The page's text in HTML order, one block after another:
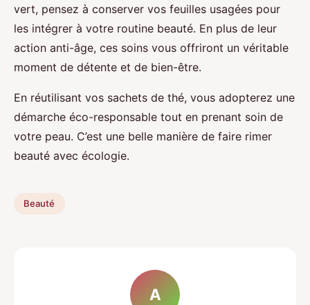
vert, pensez à conserver vos feuilles usagées pour
les intégrer à votre routine beauté. En plus de leur
action anti-âge, ces soins vous offriront un véritable
moment de détente et de bien-être.
En réutilisant vos sachets de thé, vous adopterez une
démarche éco-responsable tout en prenant soin de
votre peau. C’est une belle manière de faire rimer
beauté avec écologie.
Beauté
A